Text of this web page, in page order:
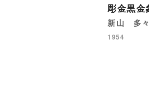
彫金黒金
新山 多
1954